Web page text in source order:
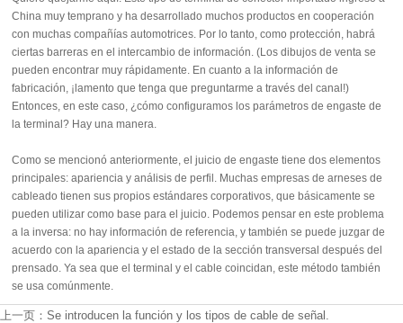
China muy temprano y ha desarrollado muchos productos en cooperación
con muchas compañías automotrices. Por lo tanto, como protección, habrá
ciertas barreras en el intercambio de información. (Los dibujos de venta se
pueden encontrar muy rápidamente. En cuanto a la información de
fabricación, ¡lamento que tenga que preguntarme a través del canal!)
Entonces, en este caso, ¿cómo configuramos los parámetros de engaste de
la terminal? Hay una manera.
Como se mencionó anteriormente, el juicio de engaste tiene dos elementos
principales: apariencia y análisis de perfil. Muchas empresas de arneses de
cableado tienen sus propios estándares corporativos, que básicamente se
pueden utilizar como base para el juicio. Podemos pensar en este problema
a la inversa: no hay información de referencia, y también se puede juzgar de
acuerdo con la apariencia y el estado de la sección transversal después del
prensado. Ya sea que el terminal y el cable coincidan, este método también
se usa comúnmente.
上一页： Se introducen la función y los tipos de cable de señal.